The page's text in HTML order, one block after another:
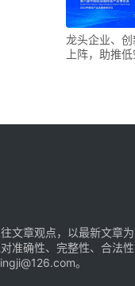
龙头企业、
上阵，助推
文章观点，以最新文章
准确性、完整性、合法
。